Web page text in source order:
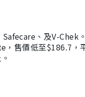
、及V-Chek
，售價低至$186.7，